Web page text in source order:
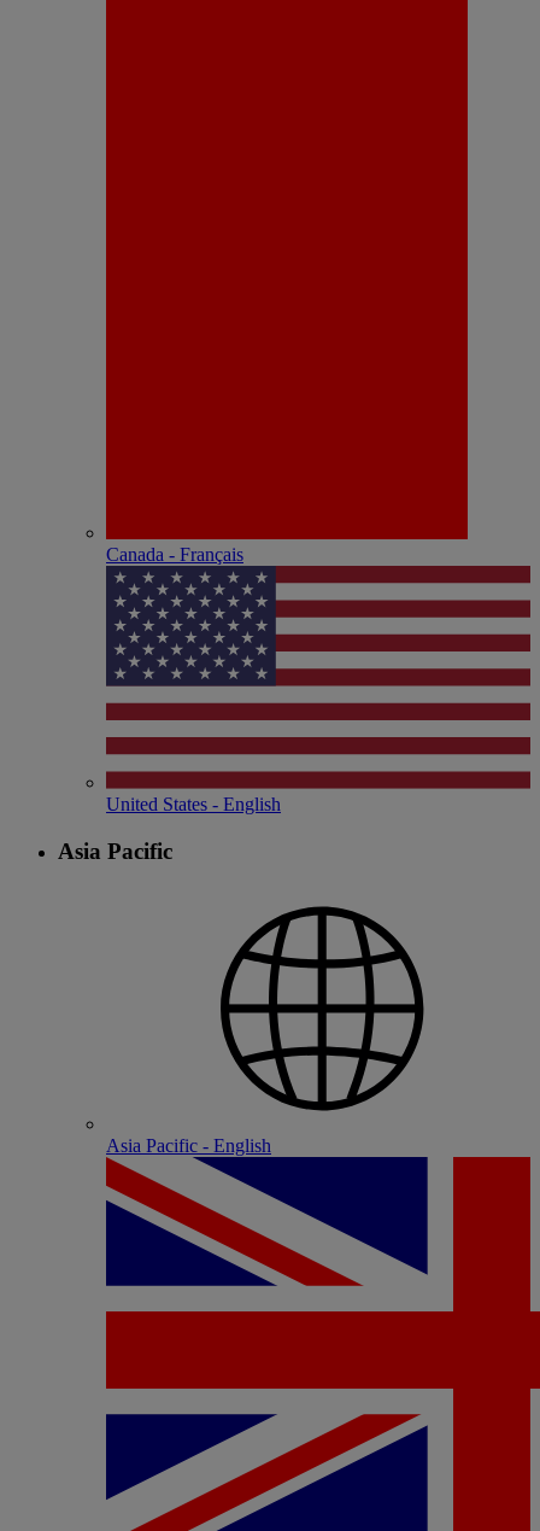
Canada - Français
United States - English
Asia Pacific
Asia Pacific - English